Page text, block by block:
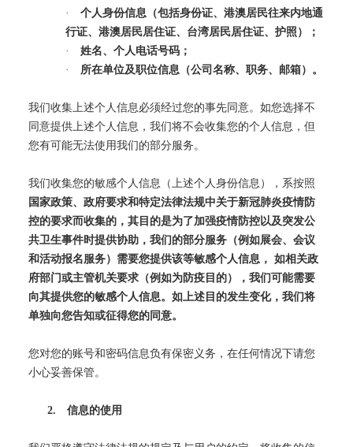
·
个人身份信息（包括身份证、港澳居民往来内地通
行证、港澳居民居住证、台湾居民居住证、护照）；
·
姓名、个人电话号码；
·
所在单位及职位信息（公司名称、职务、邮箱）。
我们收集上述个人信息必须经过您的事先同意。如您选择不
同意提供上述个人信息，我们将不会收集您的个人信息，但
您有可能无法使用我们的部分服务。
我们收集您的敏感个人信息（上述个人身份信息），系按照
国家政策、政府要求和特定法律法规中关于新冠肺炎疫情防
控的要求而收集的，其目的是为了加强疫情防控以及突发公
共卫生事件时提供协助，我们的部分服务（例如展会、会议
和活动报名服务）需要您提供该等敏感个人信息， 如相关政
府部门或主管机关要求（例如为防疫目的），我们可能需要
向其提供您的敏感个人信息。如上述目的发生变化，我们将
单独向您告知或征得您的同意。
您对您的账号和密码信息负有保密义务，在任何情况下请您
小心妥善保管。
2. 信息的使用